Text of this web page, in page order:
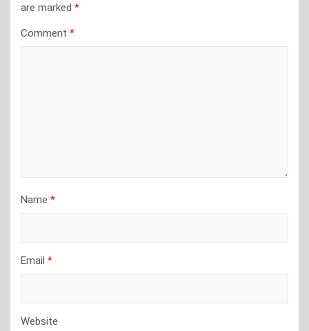
are marked *
Comment *
Name *
Email *
Website